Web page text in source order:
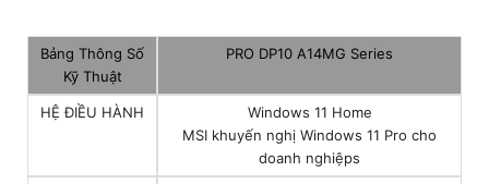
Bảng Thông Số
Kỹ Thuật
PRO DP10 A14MG Series
HỆ ĐIỀU HÀNH
Windows 11 Home
MSI khuyến nghị Windows 11 Pro cho
doanh nghiệps